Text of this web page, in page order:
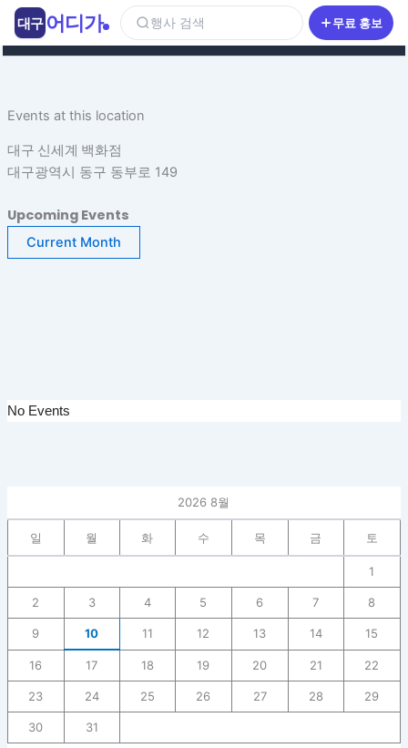
츠
너Events at this location
대구 신세계 백화점
대구광역시 동구 동부로 149
Upcoming Events
Current Month
No Events
2026 8월
일 월 화 수 목 금 토
1
2 3 4 5 6 7 8
9 10 11 12 13 14 15
16 17 18 19 20 21 22
23 24 25 26 27 28 29
30 31
대구 어디가 행사 검색 무료 홍보